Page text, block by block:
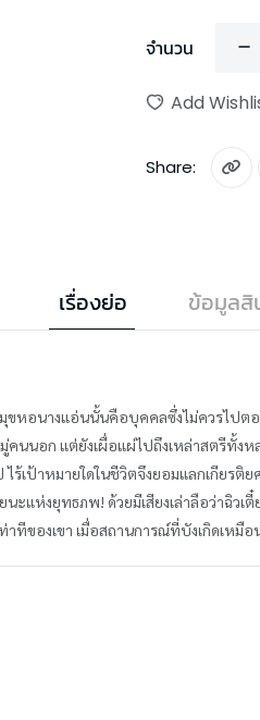
จำนวน
Add
Share:
เรื่องย่อ ข้อมูลสิ
มุขหอนางแอ่นนั้นคือบุคคลซึ่งไม่ควรไป
นนอก แต่ยังเผื่อแผ่ไปถึงเหล่าสตรีทั้งห
ร้เป้าหมายใดในชีวิตจึงยอมแลกเกียร
ะแห่งยุทธภพ! ด้วยมีเสียงเล่าลือว่าฉิวเ
ทีของเขา เมื่อสถานการณ์ที่บังเกิดเหมื